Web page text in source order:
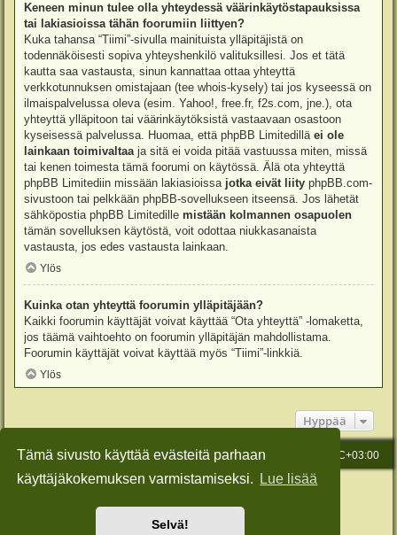
Tämä sivusto käyttää evästeitä parhaan
käyttäjäkokemuksen varmistamiseksi.
Lue lisää
Selvä!
Keneen minun tulee olla yhteydessä väärinkäytöstapauksissa
tai lakiasioissa tähän foorumiin liittyen?
Kuka tahansa “Tiimi”-sivulla mainituista ylläpitäjistä on
todennäköisesti sopiva yhteyshenkilö valituksillesi. Jos et tätä
kautta saa vastausta, sinun kannattaa ottaa yhteyttä
verkkotunnuksen omistajaan (tee whois-kysely) tai jos kyseessä on
ilmaispalvelussa oleva (esim. Yahoo!, free.fr, f2s.com, jne.), ota
yhteyttä ylläpitoon tai väärinkäytöksistä vastaavaan osastoon
kyseisessä palvelussa. Huomaa, että phpBB Limitedillä ei ole
lainkaan toimivaltaaja sitä ei voida pitää vastuussa miten, missä
tai kenen toimesta tämä foorumi on käytössä. Älä ota yhteyttä
phpBB Limitediin missään lakiasioissa jotka eivät liity phpBB.com-
sivustoon tai pelkkään phpBB-sovellukseen itseensä. Jos lähetät
sähköpostia phpBB Limitedille mistään kolmannen osapuolen
tämän sovelluksen käytöstä, voit odottaa niukkasanaista
vastausta, jos edes vastausta lainkaan.
Ylös
Kuinka otan yhteyttä foorumin ylläpitäjään?
Kaikki foorumin käyttäjät voivat käyttää “Ota yhteyttä” -lomaketta,
jos täämä vaihtoehto on foorumin ylläpitäjän mahdollistama.
Foorumin käyttäjät voivat käyttää myös “Tiimi”-linkkiä.
Ylös
Hyppää
Etusivu Kaikki ajat ovat UTC+03:00
Viesti Ylläpidolle
Keskustelufoorumin ohjelmistophpBB® Forum Software © phpBB Limited